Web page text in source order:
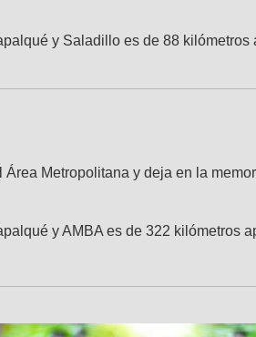
y Saladillo es de 88 kilómetros
Metropolitana y deja en la
y AMBA es de 322 kilómetros